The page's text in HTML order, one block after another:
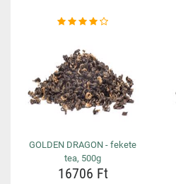
GOLDEN DRAGON - fekete
tea, 500g
16706 Ft